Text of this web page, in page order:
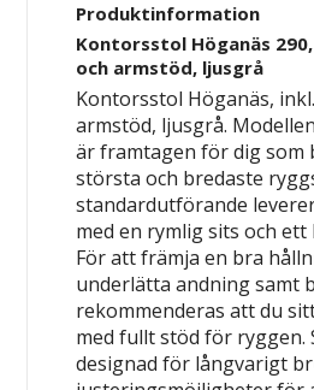
Produktinformation
Kontorsstol Höganäs
och armstöd, ljusgrå
Kontorsstol Höganäs,
armstöd, ljusgrå.
är framtagen för dig som
största och bredaste
standardutförande
med en rymlig sits och
För att främja en bra
underlätta andning samt
rekommenderas att du
med fullt stöd för ryggen.
designad för långvarigt